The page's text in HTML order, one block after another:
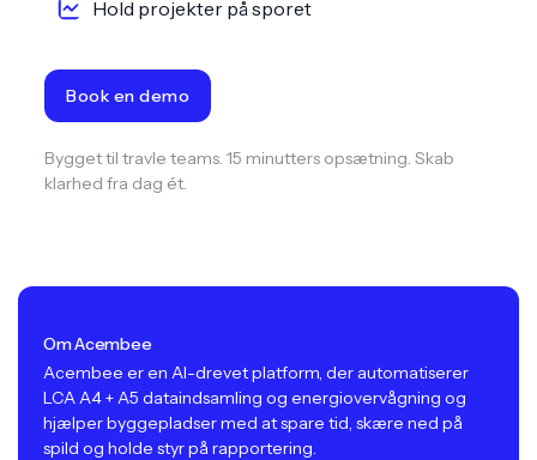
Hold projekter på sporet
Book en demo
Bygget til travle teams. 15 minutters opsætning. Skab
klarhed fra dag ét.
Om Acembee
Acembee er en AI-drevet platform, der automatiserer
LCA A4 + A5 dataindsamling og energiovervågning og
hjælper byggepladser med at spare tid, skære ned på
spild og holde styr på rapportering.